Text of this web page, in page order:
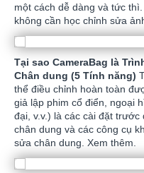
một cách dễ dàng và tức
không cần học chỉnh sửa
Tại sao CameraBag là
Chân dung (5 Tính năng)
thể điều chỉnh hoàn toàn
giả lập phim cổ điển, ngoại
đại, v.v.) là các cài đặt
chân dung và các công cụ
sửa chân dung. Xem thêm.